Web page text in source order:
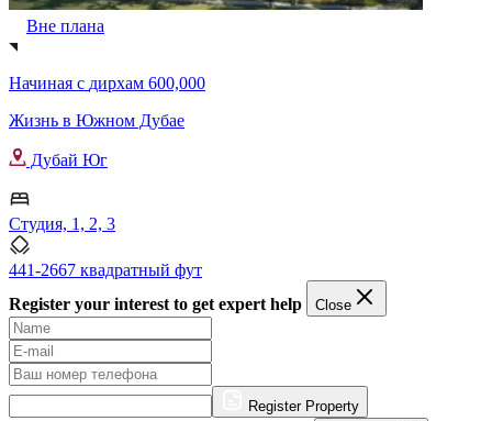
Вне плана
Начиная с дирхам 600,000
Жизнь в Южном Дубае
Дубай Юг
Студия, 1, 2, 3
441-2667 квадратный фут
Register your interest to get expert help
Close
Register Property